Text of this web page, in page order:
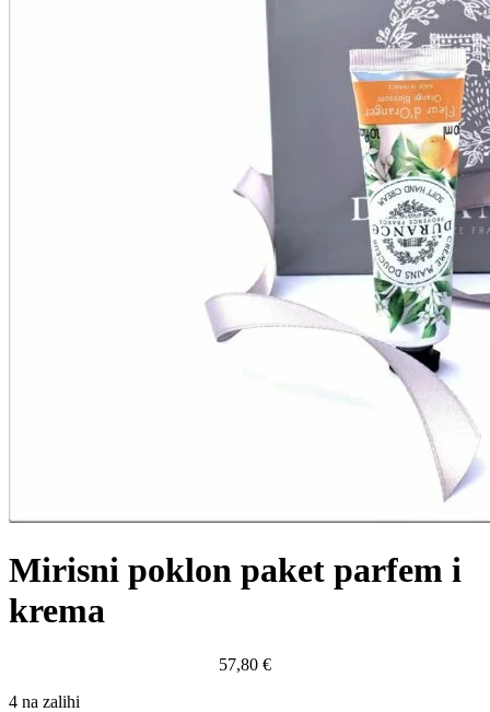
Mirisni poklon paket parfem i
krema
57,80 €
4 na zalihi